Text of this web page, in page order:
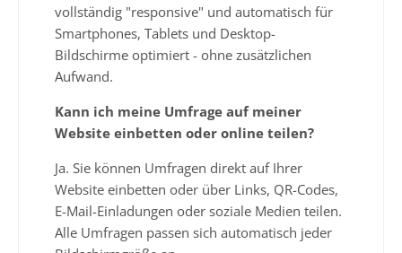
vollständig "responsive" und automatisch für
Smartphones, Tablets und Desktop-
Bildschirme optimiert - ohne zusätzlichen
Aufwand.
Kann ich meine Umfrage auf meiner
Website einbetten oder online teilen?
Ja. Sie können Umfragen direkt auf Ihrer
Website einbetten oder über Links, QR-Codes,
E-Mail-Einladungen oder soziale Medien teilen.
Alle Umfragen passen sich automatisch jeder